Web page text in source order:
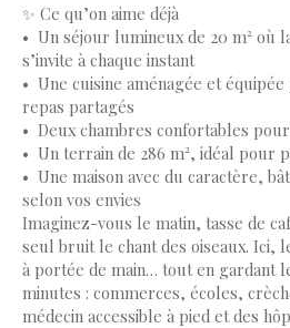
✨ Ce qu’on aime déjà
Un séjour lumineux de 20 m² où
s’invite à chaque instant
Une cuisine aménagée et
repas partagés
Deux chambres confortables
Un terrain de 286 m², idéal pour
Une maison avec du caractère,
selon vos envies
Imaginez-vous le matin, tasse de
seul bruit le chant des oiseaux. Ici,
à portée de main… tout en gardant
minutes : commerces, écoles,
médecin accessible à pied et des